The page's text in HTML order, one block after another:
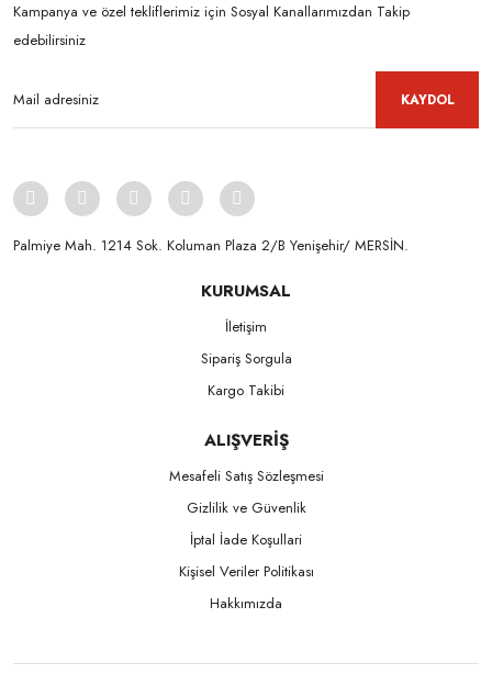
Kampanya ve özel tekliflerimiz için Sosyal Kanallarımızdan Takip
edebilirsiniz
KAYDOL
Palmiye Mah. 1214 Sok. Koluman Plaza 2/B Yenişehir/ MERSİN.ㅤㅤㅤㅤㅤㅤㅤㅤㅤㅤㅤㅤㅤㅤㅤㅤㅤㅤㅤㅤㅤㅤㅤㅤㅤㅤㅤㅤㅤㅤㅤㅤㅤㅤㅤ ㅤㅤㅤㅤㅤㅤㅤㅤㅤㅤ
KURUMSAL
İletişim
Sipariş Sorgula
Kargo Takibi
ALIŞVERİŞ
Mesafeli Satış Sözleşmesi
Gizlilik ve Güvenlik
İptal İade Koşullari
Kişisel Veriler Politikası
Hakkımızda